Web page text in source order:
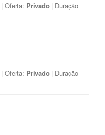
| Oferta: Privado | Duração
| Oferta: Privado | Duração